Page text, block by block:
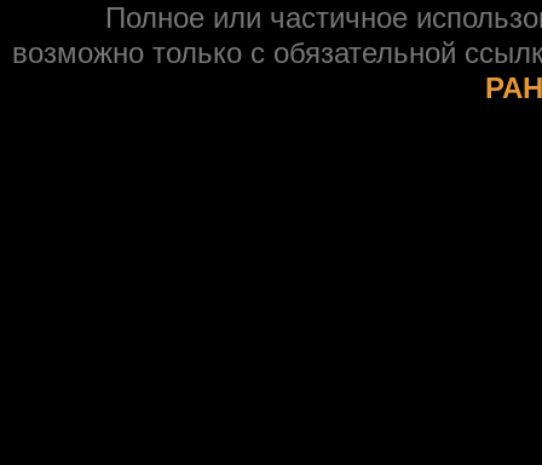
Полное или частичное
возможно только с обязательной